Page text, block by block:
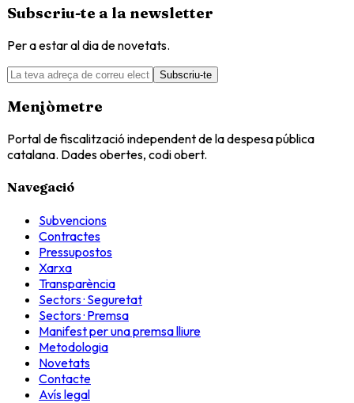
Subscriu-te a la newsletter
Per a estar al dia de novetats.
Subscriu-te
Menjòmetre
Portal de fiscalització independent de la despesa pública
catalana. Dades obertes, codi obert.
Navegació
Subvencions
Contractes
Pressupostos
Xarxa
Transparència
Sectors · Seguretat
Sectors · Premsa
Manifest per una premsa lliure
Metodologia
Novetats
Contacte
Avís legal